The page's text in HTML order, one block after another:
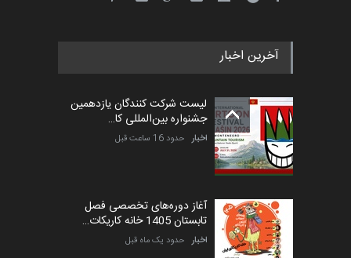
پنجمین مسابقۀ بین‌المللی
مهلت 5 ماه دیگر
آخرین اخبار
لیست شرکت کنندگان یازدهمین
جشنواره بین‌المللی کا…
اخبار حدود 16 ساعت قبل
آغاز دوره‌های تخصصی فصل
تابستان 1405 خانه کاریکات…
اخبار حدود یک ماه قبل